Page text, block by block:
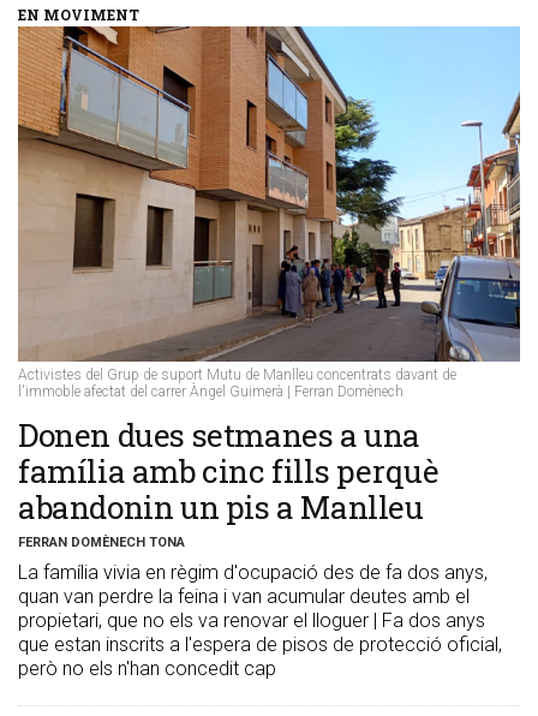
EN MOVIMENT
Activistes del Grup de suport Mutu de Manlleu concentrats davant de
l'immoble afectat del carrer Àngel Guimerà | Ferran Domènech
​Donen dues setmanes a una
família amb cinc fills perquè
abandonin un pis a Manlleu
FERRAN DOMÈNECH TONA
La família vivia en règim d'ocupació des de fa dos anys,
quan van perdre la feina i van acumular deutes amb el
propietari, que no els va renovar el lloguer | Fa dos anys
que estan inscrits a l'espera de pisos de protecció oficial,
però no els n'han concedit cap